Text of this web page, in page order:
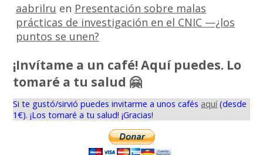
aabrilru en Presentación sobre malas
prácticas de investigación en el CNIC —¿los
puntos se unen?
¡Invítame a un café! Aquí puedes. Lo
tomaré a tu salud 🤗
Si te gustó/sirvió puedes invitarme a unos cafés aquí(desde
1€). ¡Los tomaré a tu salud! ¡Gracias!